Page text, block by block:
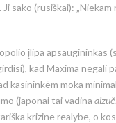
sako (rusiškai):
įlipa apsaugininkas
kad Maxima
kasininkėm moka
(japonai tai vadina
krizine realybe, o